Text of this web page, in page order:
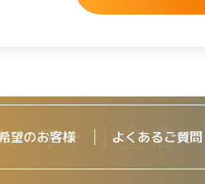
望のお客様 よくあるご質問